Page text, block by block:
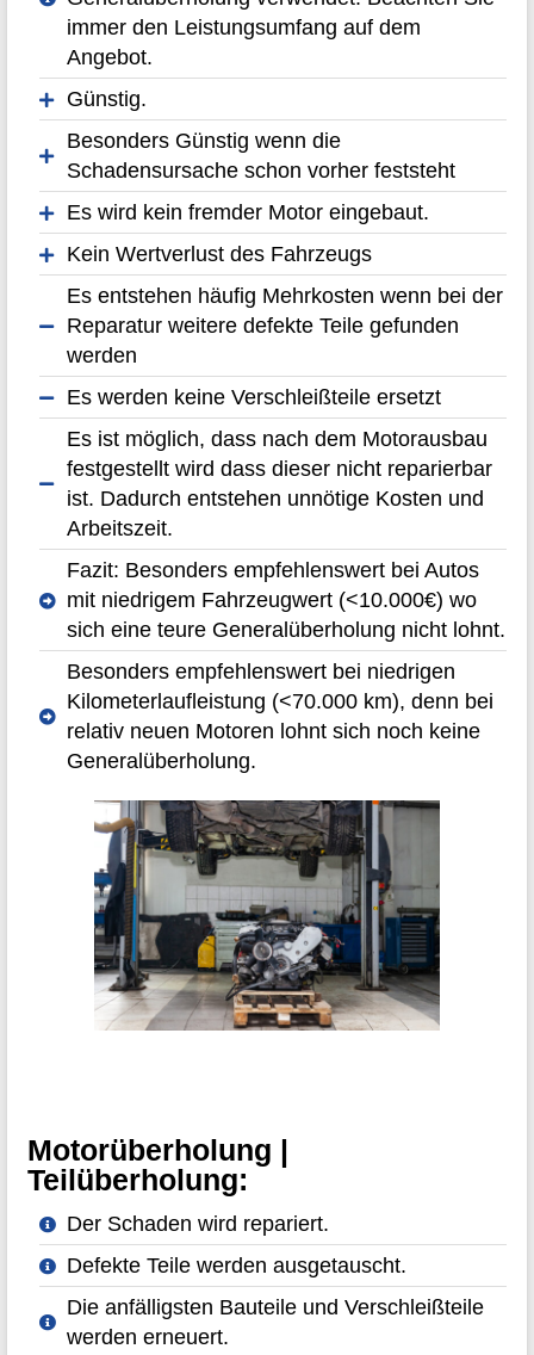
immer den Leistungsumfang auf dem
Angebot.
Günstig.
Besonders Günstig wenn die
Schadensursache schon vorher feststeht
Es wird kein fremder Motor eingebaut.
Kein Wertverlust des Fahrzeugs
Es entstehen häufig Mehrkosten wenn bei der
Reparatur weitere defekte Teile gefunden
werden
Es werden keine Verschleißteile ersetzt
Es ist möglich, dass nach dem Motorausbau
festgestellt wird dass dieser nicht reparierbar
ist. Dadurch entstehen unnötige Kosten und
Arbeitszeit.
Fazit: Besonders empfehlenswert bei Autos
mit niedrigem Fahrzeugwert (<10.000€) wo
sich eine teure Generalüberholung nicht lohnt.
Besonders empfehlenswert bei niedrigen
Kilometerlaufleistung (<70.000 km), denn bei
relativ neuen Motoren lohnt sich noch keine
Generalüberholung.
Motorüberholung |
Teilüberholung:
Der Schaden wird repariert.
Defekte Teile werden ausgetauscht.
Die anfälligsten Bauteile und Verschleißteile
werden erneuert.